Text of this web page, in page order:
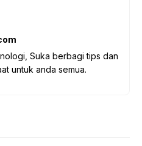
Suka berbagi tips dan
untuk anda semua.